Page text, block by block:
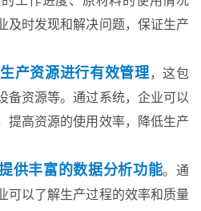
及时发现和解决问题，保证生产
产资源进行有效管理，这包
备资源等。通过系统，企业可以
提高资源的使用效率，降低生产
供丰富的数据分析功能。通
可以了解生产过程的效率和质量